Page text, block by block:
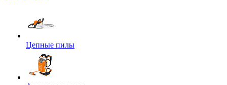
Цепные пилы